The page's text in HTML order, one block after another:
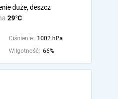
29°C
duże, deszcz
Ciśnienie: 1002 hPa
Wilgotność: 66%